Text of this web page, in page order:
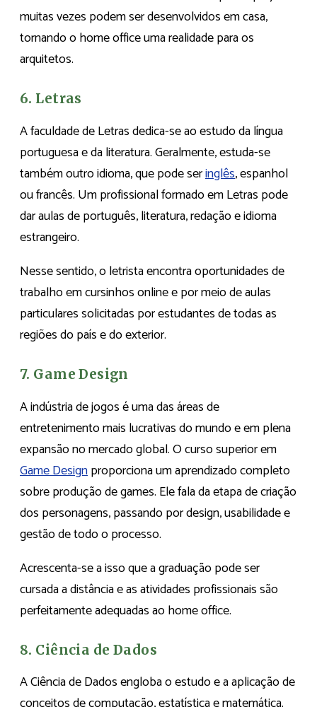
muitas vezes podem ser desenvolvidos em casa,
tornando o home office uma realidade para os
arquitetos.
6. Letras
A faculdade de Letras dedica-se ao estudo da língua
portuguesa e da literatura. Geralmente, estuda-se
também outro idioma, que pode seringlês, espanhol
ou francês. Um profissional formado em Letras pode
dar aulas de português, literatura, redação e idioma
estrangeiro.
Nesse sentido, o letrista encontra oportunidades de
trabalho em cursinhos online e por meio de aulas
particulares solicitadas por estudantes de todas as
regiões do país e do exterior.
7. Game Design
A indústria de jogos é uma das áreas de
entretenimento mais lucrativas do mundo e em plena
expansão no mercado global. O curso superior em
Game Designproporciona um aprendizado completo
sobre produção de games. Ele fala da etapa de criação
dos personagens, passando por design, usabilidade e
gestão de todo o processo.
Acrescenta-se a isso que a graduação pode ser
cursada a distância e as atividades profissionais são
perfeitamente adequadas ao home office.
8. Ciência de Dados
A Ciência de Dados engloba o estudo e a aplicação de